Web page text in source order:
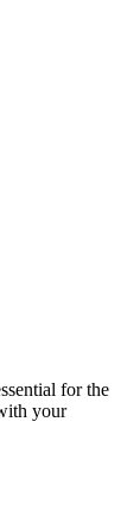
for the
your